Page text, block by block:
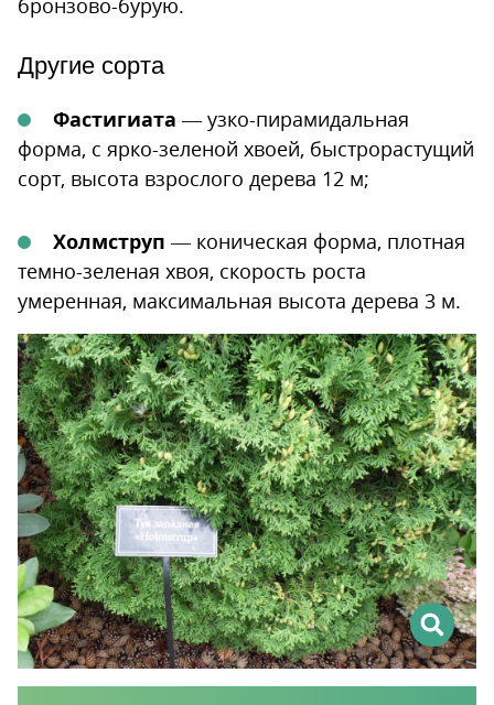
бронзово-бурую.
Другие сорта
Фастигиата — узко-пирамидальная
форма, с ярко-зеленой хвоей, быстрорастущий
сорт, высота взрослого дерева 12 м;
Холмструп — коническая форма, плотная
темно-зеленая хвоя, скорость роста
умеренная, максимальная высота дерева 3 м.